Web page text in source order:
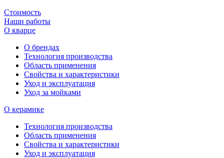
Стоимость
Наши работы
О кварце
О брендах
Технология производства
Область применения
Свойства и характеристики
Уход и эксплуатация
Уход за мойками
О керамике
Технология производства
Область применения
Свойства и характеристики
Уход и эксплуатация